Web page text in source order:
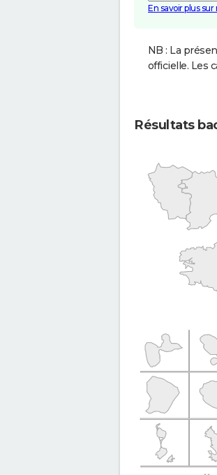
En savoir plus
NB : La
officielle. Les
Résultats